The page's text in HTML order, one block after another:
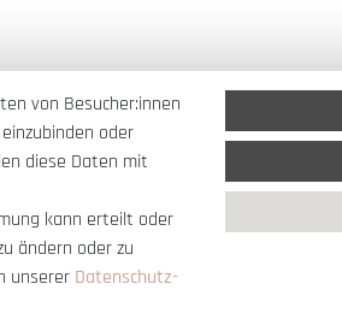
von Besucher:innen
oder
diese Daten mit
kann erteilt oder
ändern oder zu
unserer Daten­schutz­